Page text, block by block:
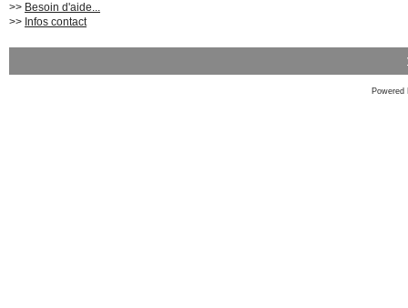
>> Besoin d'aide...
>> Infos contact